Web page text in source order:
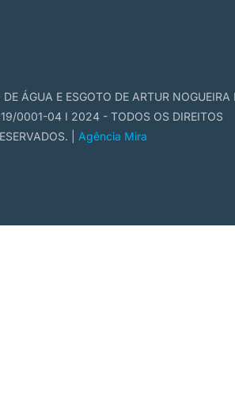
ÁGUA E ESGOTO DE ARTUR NOGUEIRA
0001-04 I 2024 - TODOS OS DIREITOS
| Agência Mira